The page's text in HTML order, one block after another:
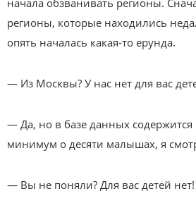
начала обзванивать регионы.
регионы, которые находились
опять началась какая-то ерунда.
— Из Москвы? У нас нет для вас
— Да, но в базе данных
минимум о десяти малышах, я
— Вы не поняли? Для вас детей нет!